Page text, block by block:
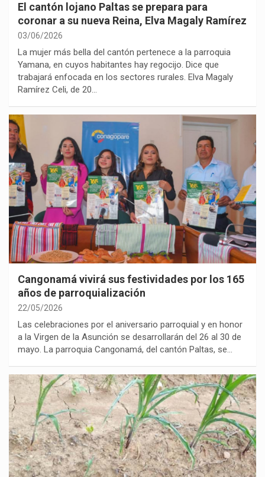
El cantón lojano Paltas se prepara para
coronar a su nueva Reina, Elva Magaly Ramírez
03/06/2026
La mujer más bella del cantón pertenece a la parroquia
Yamana, en cuyos habitantes hay regocijo. Dice que
trabajará enfocada en los sectores rurales. Elva Magaly
Ramírez Celi, de 20…
Cangonamá vivirá sus festividades por los 165
años de parroquialización
22/05/2026
Las celebraciones por el aniversario parroquial y en honor
a la Virgen de la Asunción se desarrollarán del 26 al 30 de
mayo. La parroquia Cangonamá, del cantón Paltas, se…